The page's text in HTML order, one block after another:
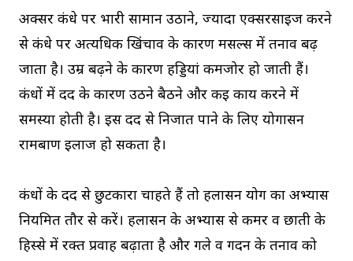
अक्सर कंधे पर भारी सामान उठाने, ज्यादा एक्सरसाइज करने
से कंधे पर अत्यधिक खिंचाव के कारण मसल्स में तनाव बढ़
जाता है। उम्र बढ़ने के कारण हड्डियां कमजोर हो जाती हैं।
कंधों में दर्द के कारण उठने बैठने और कई कार्य करने में
समस्या होती है। इस दर्द से निजात पाने के लिए योगासन
रामबाण इलाज हो सकता है।
कंधों के दर्द से छुटकारा चाहते हैं तो हलासन योग का अभ्यास
नियमित तौर से करें। हलासन के अभ्यास से कमर व छाती के
हिस्से में रक्त प्रवाह बढ़ाता है और गले व गर्दन के तनाव को